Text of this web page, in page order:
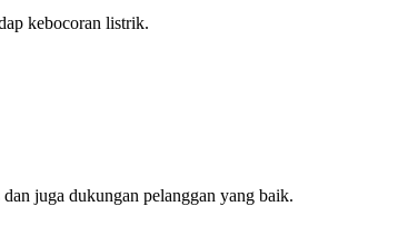
kebocoran listrik.
juga dukungan pelanggan yang baik.